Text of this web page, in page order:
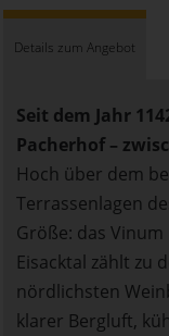
Details zum Angebot
Seit dem Jahr
Pacherhof –
Hoch über dem
Terrassenlagen
Größe: das
Eisacktal zählt zu
nördlichsten
klarer Bergluft,